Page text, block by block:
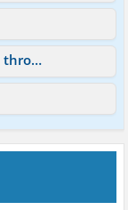
Kann man sich schmerzen einbilden? thrombose!